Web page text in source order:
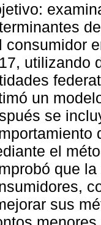
consumidor
utilizando
un
se
el
que
sus